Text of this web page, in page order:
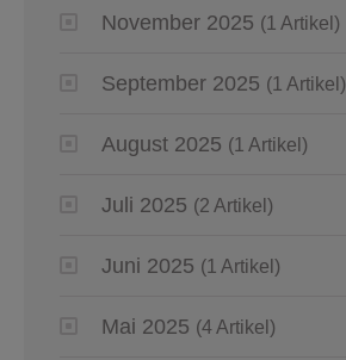
November 2025 (1 Artikel)
September 2025 (1 Artikel)
August 2025 (1 Artikel)
Juli 2025 (2 Artikel)
Juni 2025 (1 Artikel)
Mai 2025 (4 Artikel)